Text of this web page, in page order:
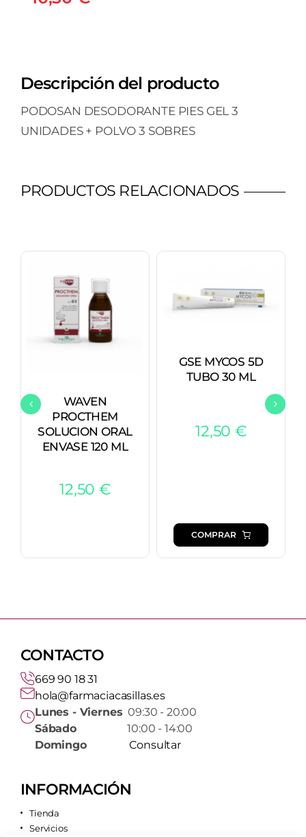
Descripción del producto
PODOSAN DESODORANTE PIES GEL 3
UNIDADES + POLVO 3 SOBRES
PRODUCTOS RELACIONADOS
WAVEN
PROCTHEM
SOLUCION ORAL
ENVASE 120 ML
12,50 €
GSE MYCOS 5D
TUBO 30 ML
12,50 €
COMPRAR
CONTACTO
669 90 18 31
hola@farmaciacasillas.es
Lunes - Viernes 09:30 - 20:00
Sábado10:00 - 14:00
Domingo
Consultar
INFORMACIÓN
Tienda
Servicios